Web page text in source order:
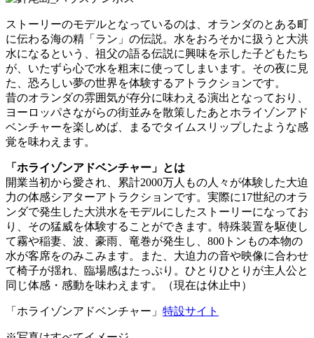
ストーリーのモデルとなっているのは、オランダのとある町
に伝わる海の精「ラン」の伝説。水をおろそかに扱うと大洪
水になるという、祖父の語る伝説に興味を示した子どもたち
が、いたずら心で水を粗末に使ってしまいます。その夜に見
た、恐ろしい夢の世界を体験するアトラクションです。
昔のオランダの雰囲気が存分に味わえる演出となっており、
ヨーロッパさながらの街並みを散策したあとホライゾンアド
ベンチャーを楽しめば、まるでタイムスリップしたような感
覚を味わえます。
「ホライゾンアドベンチャー」とは
開業当初から愛され、累計2000万人もの人々が体験した大迫
力の体感シアターアトラクションです。実際に17世紀のオラ
ンダで発生した大洪水をモデルにしたストーリーになってお
り、その猛威を体験することができます。特殊装置を駆使し
て霧や稲妻、波、豪雨、竜巻が発生し、800トンもの本物の
水が客席をのみこみます。また、大迫力の音や映像に合わせ
て椅子が揺れ、臨場感はたっぷり。ひとりひとりが主人公と
同じ体感・感動を味わえます。（現在は休止中）
「ホライゾンアドベンチャー」 特設サイト